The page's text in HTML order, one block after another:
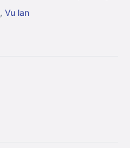
, Vu lan